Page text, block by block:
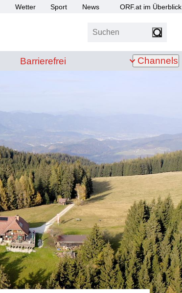
Wetter Sport News ORF.at im Überblick
Suchen
Barrierefrei
Barrierefrei Channels